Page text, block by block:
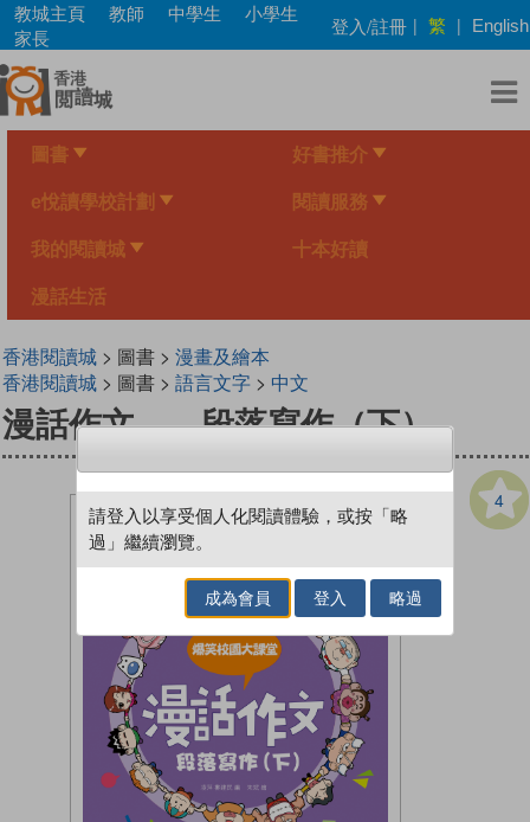
Skip
main
content
教城主頁 教師 中學生
小學生
家長
登入/註冊 | 繁 | English
圖書 好書推介
e悅讀學校計劃 閱讀服務
我的閱讀城 十本好讀
漫話生活
香港閱讀城> 圖書 > 漫畫及繪本
香港閱讀城> 圖書 > 語言文字> 中文
漫話作文——段落寫作（下）
4
請登入以享受個人化閱讀體驗，或按「略
過」繼續瀏覽。
成為會員 登入 略過